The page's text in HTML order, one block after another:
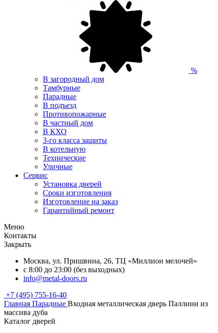
%
В загородный дом
Тамбурные
Парадные
В подъезд
Противопожарные
В частный дом
В КХО
3-го класса защиты
В котельную
Технические
Уличные
Сервис
Установка дверей
Сроки изготовления
Изготовление на заказ
Гарантийный ремонт
Меню
Контакты
Закрыть
Москва, ул. Пришвина, 26, ТЦ «Миллион мелочей»
с 8:00 до 23:00 (без выходных)
info@metal-doors.ru
+7 (495) 755-16-40
Главная Парадные Входная металлическая дверь Паллини из
массива дуба
Каталог дверей